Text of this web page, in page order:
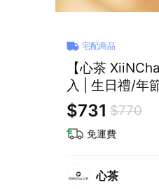
宅配商品
【心茶
入 | 生日禮/年
$731 $770
免運費
心茶